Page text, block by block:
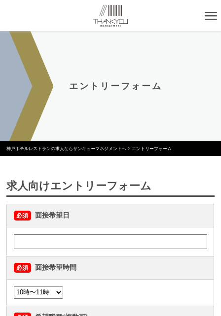
エントリーフォーム
神戸ホテルレストランの求人ならサンキューマネジメントへ > エントリーフォーム
求人向けエントリーフォーム
必須 面接希望日
必須 面接希望時間